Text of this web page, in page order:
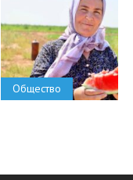
Общество